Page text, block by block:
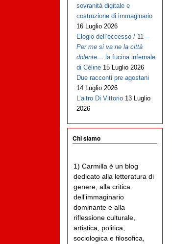
sovranità digitale e
costruzione di immaginario
16 Luglio 2026
Elogio dell’eccesso / 11 –
Per me si va ne la città
dolente… la fucina infernale
di Cèline 15 Luglio 2026
Due racconti pre agostani
14 Luglio 2026
L’altro Di Vittorio 13 Luglio
2026
Chi siamo
1) Carmilla è un blog
dedicato alla letteratura di
genere, alla critica
dell'immaginario
dominante e alla
riflessione culturale,
artistica, politica,
sociologica e filosofica,